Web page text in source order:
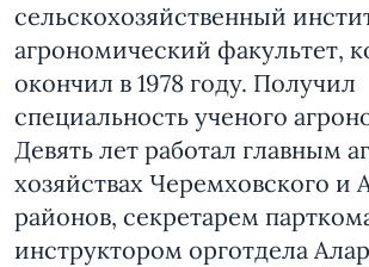
сельскохозяйственный
агрономический факультет,
окончил в 1978 году. Получил
специальность ученого
Девять лет работал главным
хозяйствах Черемховского и
районов, секретарем
инструктором орготдела